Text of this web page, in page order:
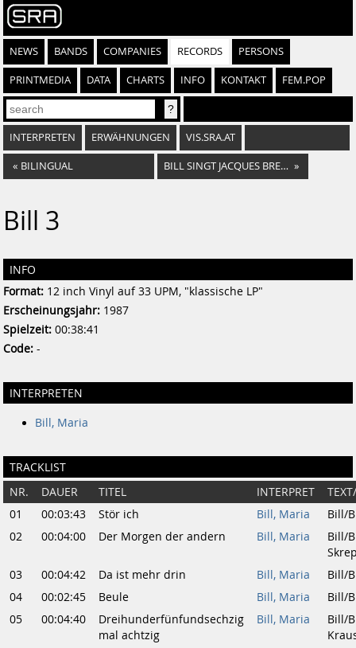
NEWS BANDS COMPANIES RECORDS PERSONS
PRINTMEDIA DATA CHARTS INFO KONTAKT FEM.POP
INTERPRETEN ERWÄHNUNGEN VIS.SRA.AT
« BILINGUAL BILL SINGT JACQUES BREL - QUAND ON N´A QUE L´AMOUR »
Bill 3
INFO
Format: 12 inch Vinyl auf 33 UPM, "klassische LP"
Erscheinungsjahr: 1987
Spielzeit: 00:38:41
Code: -
INTERPRETEN
Bill, Maria
TRACKLIST
NR. DAUER TITEL INTERPRET
01
00:03:43 Stör ich Bill, Maria
Bill/
02
00:04:00 Der Morgen der andern Bill, Maria
Bill/
03
00:04:42 Da ist mehr drin Bill, Maria
Bill/
04
00:02:45 Beule Bill, Maria
Bill/
05
00:04:40
Dreihunderfünfundsechzig
mal achtzig
Bill, Maria
Bill/